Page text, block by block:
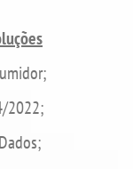
2022;